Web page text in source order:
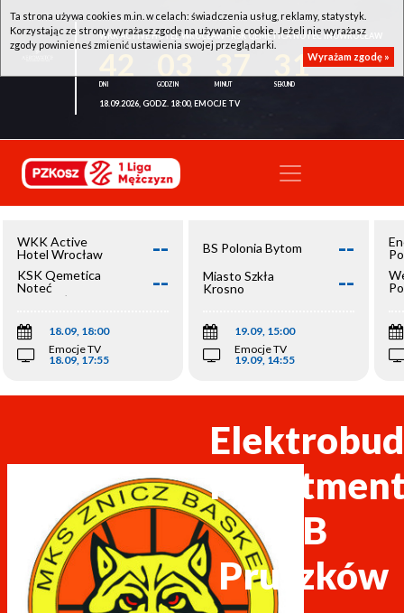
WKK ACTIVE HOTEL WROCŁAW - KSK QEMETICA NOTEĆ INOWROCŁAW
30
18.09.2026, GODZ. 18:00, EMOCJE TV
WKK Active
Hotel Wrocław
--
KSK Qemetica
Noteć
Inowrocław
--
18.09, 18:00
Emocje TV
18.09, 17:55
BS Polonia Bytom --
Miasto Szkła
Krosno
--
19.09, 15:00
Emocje TV
19.09, 14:55
ZB
Pruszków
Ta strona używa cookies m.in. w celach: świadczenia usług, reklamy, statystyk.
Korzystając ze strony wyrażasz zgodę na używanie cookie. Jeżeli nie wyrażasz
zgody powinieneś zmienić ustawienia swojej przeglądarki.
Wyrażam zgodę »